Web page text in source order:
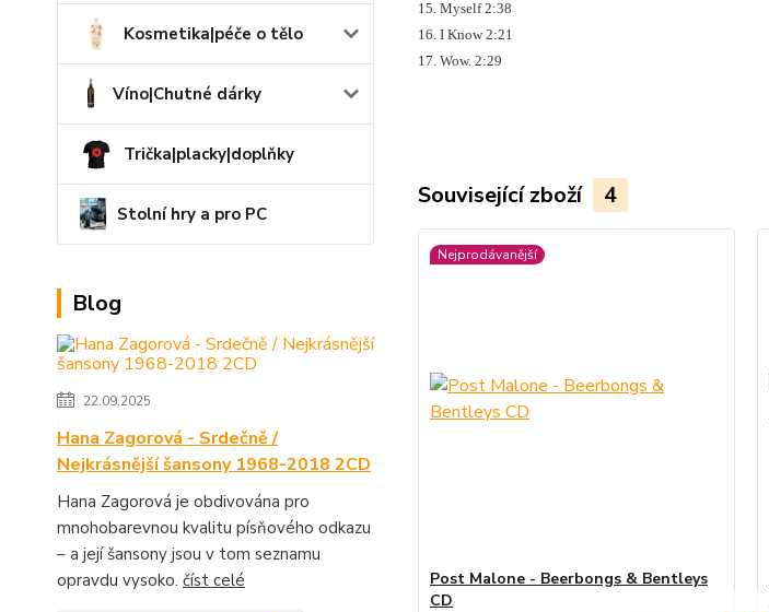
Kosmetika|péče o tělo
Víno|Chutné dárky
Trička|placky|doplňky
Stolní hry a pro PC
Blog
22.09.2025
Hana Zagorová - Srdečně /
Nejkrásnější šansony 1968-2018 2CD
Hana Zagorová je obdivována pro
mnohobarevnou kvalitu písňového odkazu
– a její šansony jsou v tom seznamu
opravdu vysoko. číst celé
15. Myself 2:38
16. I Know 2:21
17. Wow. 2:29
Související zboží 4
Nejprodávanější
Post Malone - Beerbongs & Bentleys
CD